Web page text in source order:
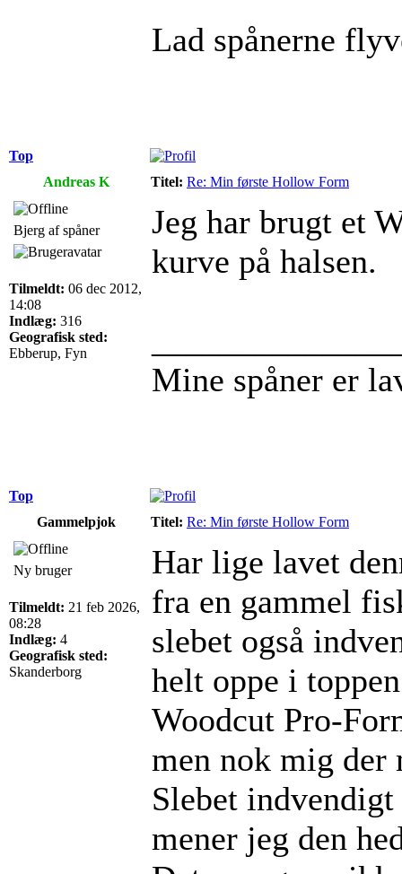
Lad spånerne
Top
Andreas K
Titel: Re: Min første Hollow Form
Bjerg af spåner
Tilmeldt: 06 dec 2012,
14:08
Indlæg: 316
Geografisk sted:
Ebberup, Fyn
Jeg har brugt et
kurve på halsen.
Mine spåner er
Top
Gammelpjok
Titel: Re: Min første Hollow Form
Ny bruger
Tilmeldt: 21 feb 2026,
08:28
Indlæg: 4
Geografisk sted:
Skanderborg
Har lige lavet
fra en gammel
slebet også
helt oppe i
Woodcut Pro-
men nok mig der
Slebet
mener jeg den